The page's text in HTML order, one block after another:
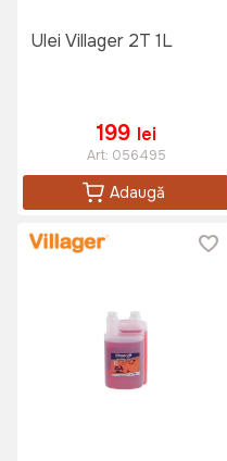
Ulei Villager 2T 1L
199 lei
Art: 056495
Adaugă